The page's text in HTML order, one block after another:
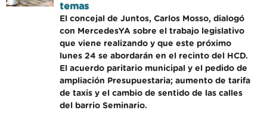
temas
El concejal de Juntos, Carlos Mosso, dialogó
con MercedesYA sobre el trabajo legislativo
que viene realizando y que este próximo
lunes 24 se abordarán en el recinto del HCD.
El acuerdo paritario municipal y el pedido de
ampliación Presupuestaria; aumento de tarifa
de taxis y el cambio de sentido de las calles
del barrio Seminario.